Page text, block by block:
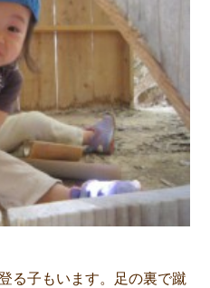
る子もいます。足の裏で蹴